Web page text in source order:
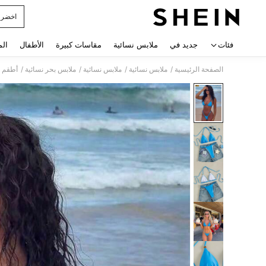
اخضر
فئات جديد في ملابس نسائية مقاسات كبيرة الأطفال
الصفحة الرئيسية / ملابس نسائية / ملابس نسائية / ملابس بحر نسائية / أطقم